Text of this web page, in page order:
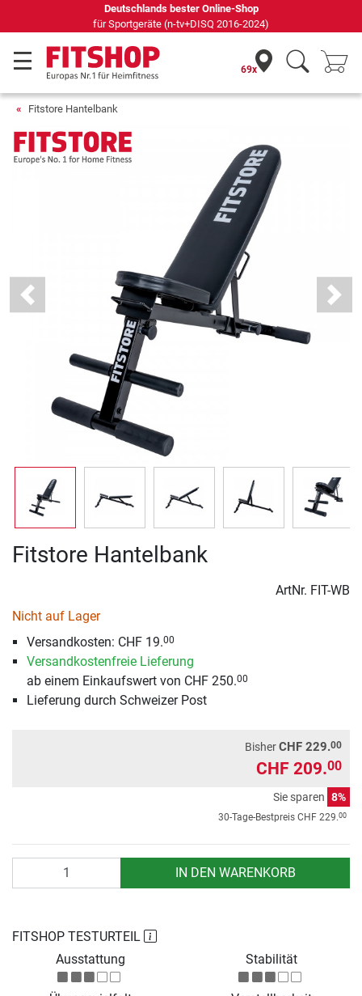
Seit 42 Jahren Ihr Experte für Heimfitness
69x
Fitstore Hantelbank
Previous Next
Fitstore Hantelbank
ArtNr. FIT-WB
Nicht auf Lager
Versandkosten: CHF 19.00
Versandkostenfreie Lieferung
ab einem Einkaufswert von CHF 250.00
Lieferung durch Schweizer Post
BisherCHF 229.00
CHF 209.00
Sie sparen 8%
30-Tage-Bestpreis CHF 229.00
IN DEN WARENKORB
FITSHOP TESTURTEIL
Ausstattung
Stabilität